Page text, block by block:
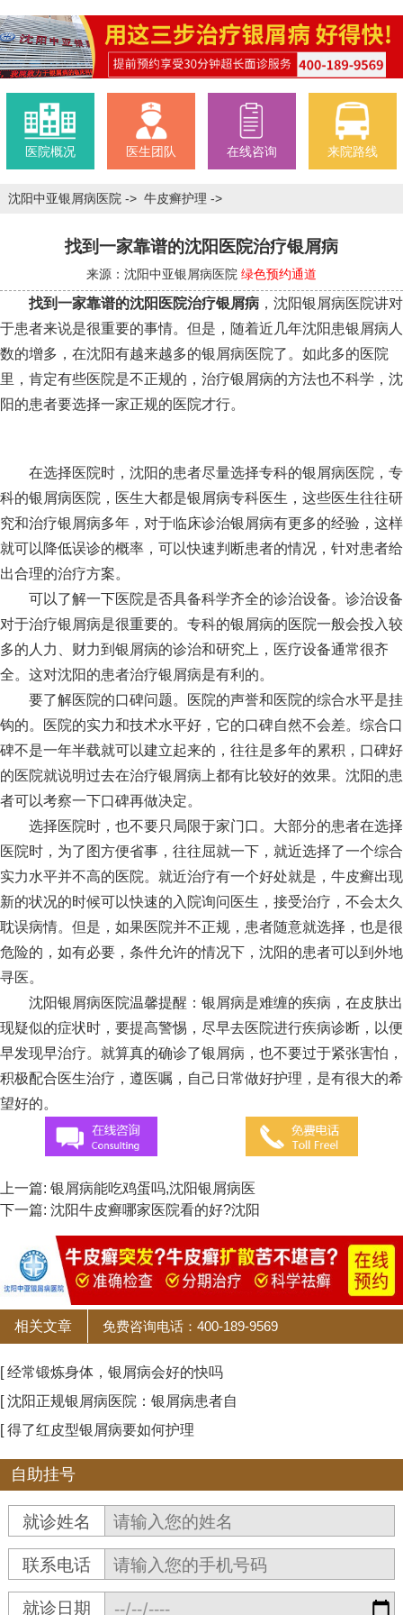
医院概况 医生团队 在线咨询 来院路线
沈阳中亚银屑病医院 -> 牛皮癣护理 ->
找到一家靠谱的沈阳医院治疗银屑病
来源：沈阳中亚银屑病医院 绿色预约通道
找到一家靠谱的沈阳医院治疗银屑病 ，沈阳银屑病医院讲对
于患者来说是很重要的事情。但是，随着近几年沈阳患银屑病人
数的增多，在沈阳有越来越多的银屑病医院了。如此多的医院
里，肯定有些医院是不正规的，治疗银屑病的方法也不科学，沈
阳的患者要选择一家正规的医院才行。
在选择医院时，沈阳的患者尽量选择专科的银屑病医院，专
科的银屑病医院，医生大都是银屑病专科医生，这些医生往往研
究和治疗银屑病多年，对于临床诊治银屑病有更多的经验，这样
就可以降低误诊的概率，可以快速判断患者的情况，针对患者给
出合理的治疗方案。
可以了解一下医院是否具备科学齐全的诊治设备。诊治设备
对于治疗银屑病是很重要的。专科的银屑病的医院一般会投入较
多的人力、财力到银屑病的诊治和研究上，医疗设备通常很齐
全。这对沈阳的患者治疗银屑病是有利的。
要了解医院的口碑问题。医院的声誉和医院的综合水平是挂
钩的。医院的实力和技术水平好，它的口碑自然不会差。综合口
碑不是一年半载就可以建立起来的，往往是多年的累积，口碑好
的医院就说明过去在治疗银屑病上都有比较好的效果。沈阳的患
者可以考察一下口碑再做决定。
选择医院时，也不要只局限于家门口。大部分的患者在选择
医院时，为了图方便省事，往往屈就一下，就近选择了一个综合
实力水平并不高的医院。就近治疗有一个好处就是，牛皮癣出现
新的状况的时候可以快速的入院询问医生，接受治疗，不会太久
耽误病情。但是，如果医院并不正规，患者随意就选择，也是很
危险的，如有必要，条件允许的情况下，沈阳的患者可以到外地
寻医。
沈阳银屑病医院温馨提醒：银屑病是难缠的疾病，在皮肤出
现疑似的症状时，要提高警惕，尽早去医院进行疾病诊断，以便
早发现早治疗。就算真的确诊了银屑病，也不要过于紧张害怕，
积极配合医生治疗，遵医嘱，自己日常做好护理，是有很大的希
望好的。
上一篇: 银屑病能吃鸡蛋吗,沈阳银屑病医
下一篇: 沈阳牛皮癣哪家医院看的好?沈阳
相关文章 免费咨询电话：400-189-9569
[ 经常锻炼身体，银屑病会好的快吗
[ 沈阳正规银屑病医院：银屑病患者自
[ 得了红皮型银屑病要如何护理
自助挂号
就诊姓名
联系电话
就诊日期